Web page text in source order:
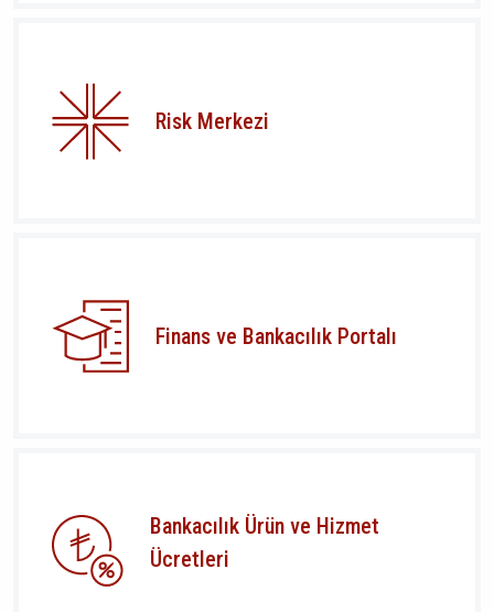
Risk Merkezi
Finans ve Bankacılık Portalı
Bankacılık Ürün ve Hizmet
Ücretleri